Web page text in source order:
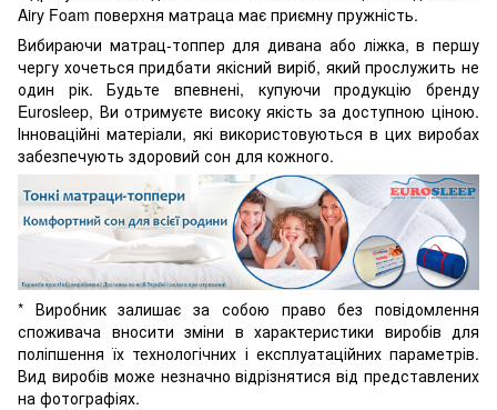
Airy Foam поверхня матраца має приємну пружність.
Вибираючи матрац-топпер для дивана або ліжка, в першу
чергу хочеться придбати якісний виріб, який прослужить не
один рік. Будьте впевнені, купуючи продукцію бренду
Eurosleep, Ви отримуєте високу якість за доступною ціною.
Інноваційні матеріали, які використовуються в цих виробах
забезпечують здоровий сон для кожного.
* Виробник залишає за собою право без повідомлення
споживача вносити зміни в характеристики виробів для
поліпшення їх технологічних і експлуатаційних параметрів.
Вид виробів може незначно відрізнятися від представлених
на фотографіях.